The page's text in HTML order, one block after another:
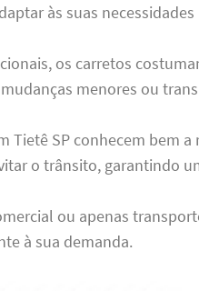
às suas necessidades
os carretos
menores ou
Tietê SP conhecem bem a
o trânsito, garantindo
ou apenas
à sua demanda.